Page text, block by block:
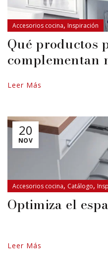
Accesorios cocina, Inspiración
Qué productos
complementan
Leer Más
20
NOV
Accesorios cocina, Catálogo,
Optimiza el
Leer Más